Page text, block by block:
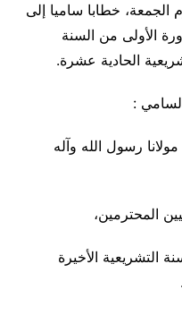
الجمعة، خطابا ساميا إلى
الأولى من السنة
الحادية عشرة.
:
رسول الله وآله
المحترمين،
التشريعية الأخيرة